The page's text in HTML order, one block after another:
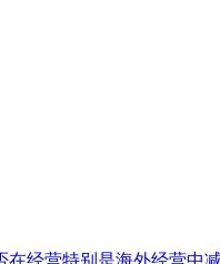
经营特别是海外经营中